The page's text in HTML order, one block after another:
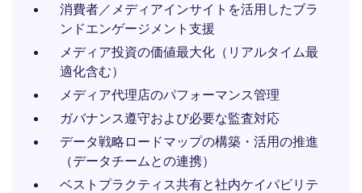
消費者／メディアインサイトを活用したブラ
ンドエンゲージメント支援
メディア投資の価値最大化（リアルタイム最
適化含む）
メディア代理店のパフォーマンス管理
ガバナンス遵守および必要な監査対応
データ戦略ロードマップの構築・活用の推進
（データチームとの連携）
ベストプラクティス共有と社内ケイパビリテ